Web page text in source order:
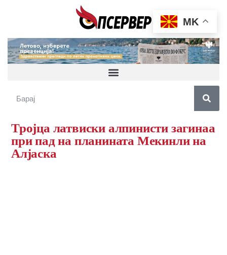
Тројца латвиски алпинисти загинаа
при пад на планината Мекинли на
Алјаска
MK